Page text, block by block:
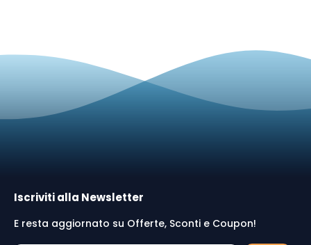
Iscriviti alla Newsletter
E resta aggiornato su Offerte, Sconti e Coupon!